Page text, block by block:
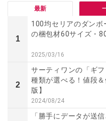
最新
1
100均セリアのダンボ
の梱包材60サイズ・
2025/03/16
2
サーティワンの「ギ
種類が選べる！値段
版】
2024/08/24
「勝手にデータが送